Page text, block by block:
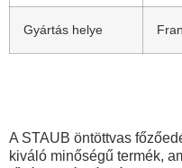
Gyártás helye
A STAUB öntöttvas
kiváló minőségű termék,